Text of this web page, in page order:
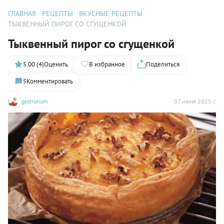
ГЛАВНАЯ РЕЦЕПТЫ
ВКУСНЫЕ РЕЦЕПТЫ
ТЫКВЕННЫЙ ПИРОГ СО СГУЩЕНКОЙ
Тыквенный пирог со сгущенкой
gastronom 07 июня 2025 г.
5.00 (4)Оценить В избранное
Поделиться
5Комментировать